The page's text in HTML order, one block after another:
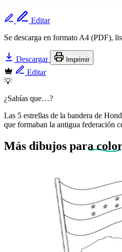
Editar
Se descarga en formato A4 (PDF),
Descargar Imprimir
Editar
💡
¿Sabías que…?
Las 5 estrellas de la bandera de
que formaban la antigua federación
Más dibujos para